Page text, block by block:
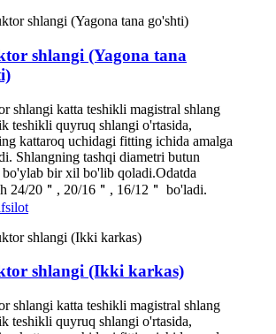
shlangi (Yagona tana
shlangi katta teshikli magistral shlang
teshikli quyruq shlangi o'rtasida,
kattaroq uchidagi fitting ichida amalga
Shlangning tashqi diametri butun
bir xil bo'lib qoladi.Odatda
24/20＂, 20/16＂, 16/12＂ bo'ladi.
shlangi (Ikki karkas)
shlangi katta teshikli magistral shlang
teshikli quyruq shlangi o'rtasida,